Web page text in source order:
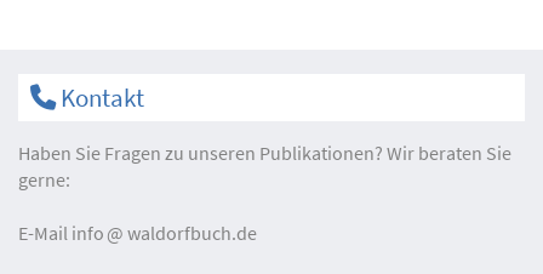
Kontakt
Haben Sie Fragen zu unseren Publikationen? Wir beraten Sie
gerne:
E-Mail info waldorfbuch.de